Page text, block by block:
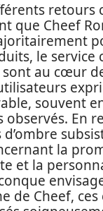
retours
que Cheef
le service
au cœur
souvent
En
la
et la
de Cheef,